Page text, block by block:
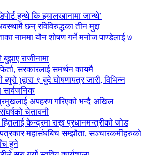
हुन्थे कि झ्यालखानामा जान्थे’
छन् रविविरुद्धका तीन मुद्दा
नाममा यौन शोषण गर्ने मनोज पाण्डेलाई ७
बुझाए राजीनामा
सरकारलाई समर्थन कायमै
)द्वारा ९ बुदे घोषणापत्र जारी, विभिन्न
सार्वजनिक
अपहरण गरिएको भन्दै अखिल
संघर्षको चेतावनी
केन्द्रमा राख्न प्रधानमन्त्रीको जोड
महासंघबिच सम्झौता, सञ्चारकर्मीहरुको
हुने